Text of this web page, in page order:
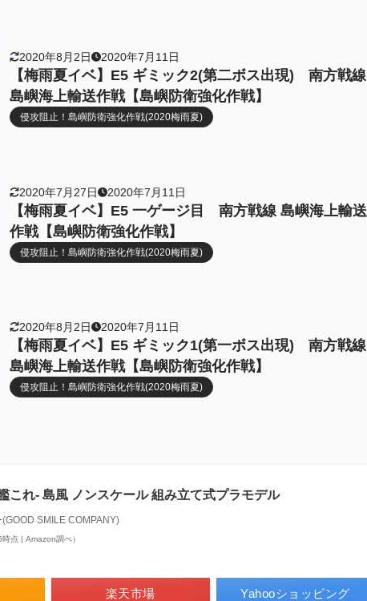
2020年8月2日 2020年7月11日
【梅雨夏イベ】E5 ギミック2(第二ボス出現) 南方戦線
島嶼海上輸送作戦【島嶼防衛強化作戦】
侵攻阻止！島嶼防衛強化作戦(2020梅雨夏)
2020年7月27日 2020年7月11日
【梅雨夏イベ】E5 一ゲージ目 南方戦線 島嶼海上輸送
作戦【島嶼防衛強化作戦】
侵攻阻止！島嶼防衛強化作戦(2020梅雨夏)
2020年8月2日 2020年7月11日
【梅雨夏イベ】E5 ギミック1(第一ボス出現) 南方戦線
島嶼海上輸送作戦【島嶼防衛強化作戦】
侵攻阻止！島嶼防衛強化作戦(2020梅雨夏)
これ‐ 島風 ノンスケール 組み立て式プラモデル
SMILE COMPANY)
点 | Amazon調べ）
楽天市場 Yahooショッピング